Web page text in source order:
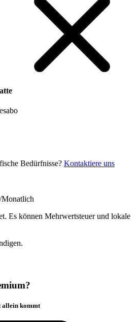
Bedürfnisse? Kontaktiere uns
/Monatlich
Es können Mehrwertsteuer und lokale
allein kommt